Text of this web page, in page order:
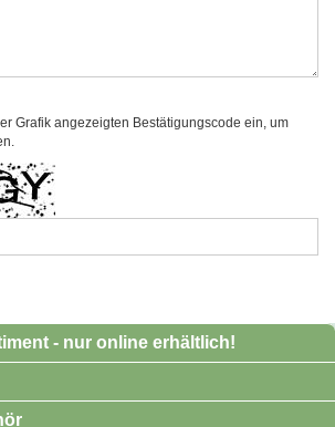
Grafik angezeigten Bestätigungscode ein, um
- nur online erhältlich!